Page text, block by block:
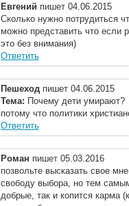
Евгений пишет 04.06.2015
Сколько нужно потрудиться
можно представить что если
это без внимания)
Ответить
Пешеход пишет 04.06.2015
Тема: Почему дети умирают?
потому что политики
Ответить
Роман пишет 05.03.2016
позвольте высказать свое
свободу выбора, но тем
добрые, так и копится карма